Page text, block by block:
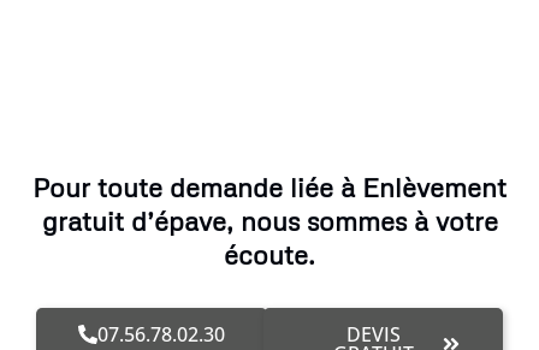
Pour toute demande liée à Enlèvement
gratuit d’épave, nous sommes à votre
écoute.
07.56.78.02.30 DEVIS